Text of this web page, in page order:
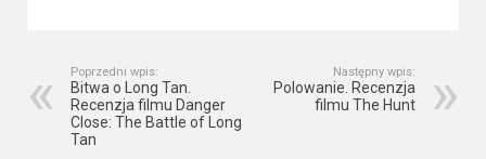
Poprzedni wpis:
Bitwa o Long Tan.
Recenzja filmu Danger
Close: The Battle of Long
Tan
Następny wpis:
Polowanie. Recenzja
filmu The Hunt